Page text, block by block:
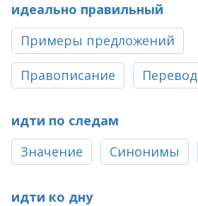
идеально правильный
Примеры предложений
Правописание Перевод
идти по следам
Значение
Синонимы
идти ко дну